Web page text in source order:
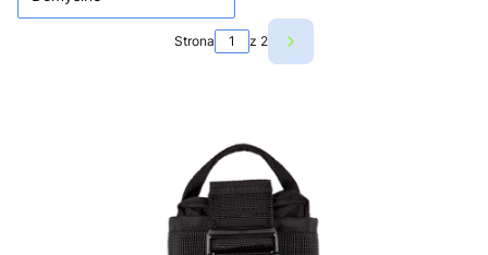
Strona z 2 Następne produkty